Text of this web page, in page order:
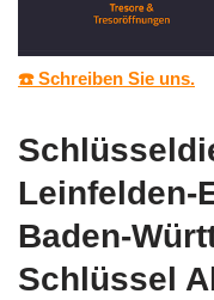
☎️ Schreiben Sie uns.
Leinfelden-
Baden-
Schlüssel